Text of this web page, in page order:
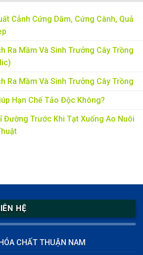
Cảnh Cứng Dăm, Cứng Cành, Quả
Ra Mầm Và Sinh Trưởng Cây Trồng
Ra Mầm Và Sinh Trưởng Cây Trồng
Hạn Chế Tảo Độc Không?
Đường Trước Khi Tạt Xuống Ao Nuôi
HỆ
CHẤT THUẬN NAM